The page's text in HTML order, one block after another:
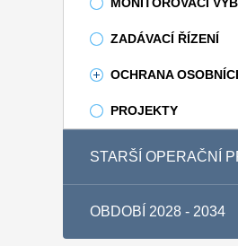
ZADÁVACÍ ŘÍZENÍ
OCHRANA
PROJEKTY
STARŠÍ OPERAČNÍ
OBDOBÍ 2028 - 2034